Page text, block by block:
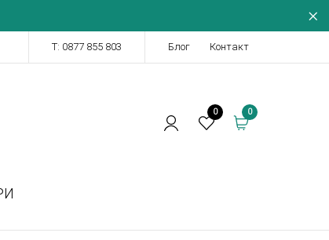
Т: 0877 855 803 Блог Контакт
0 0